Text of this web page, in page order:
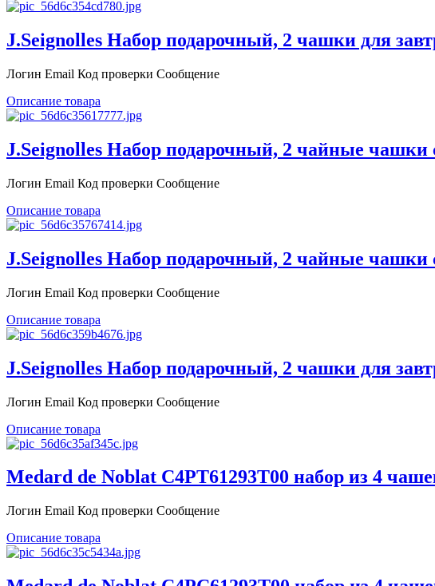
J.Seignolles Набор подарочный, 2 чашки для
Логин Email Код проверки Сообщение
Описание товара
J.Seignolles Набор подарочный, 2 чайные чашки
Логин Email Код проверки Сообщение
Описание товара
J.Seignolles Набор подарочный, 2 чайные
Логин Email Код проверки Сообщение
Описание товара
J.Seignolles Набор подарочный, 2 чашки для
Логин Email Код проверки Сообщение
Описание товара
Medard de Noblat C4PT61293T00 набор из 4
Логин Email Код проверки Сообщение
Описание товара